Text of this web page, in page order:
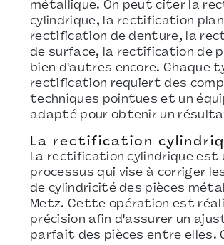
métallique. On peut citer la
cylindrique, la rectification
rectification de denture, la
de surface, la rectification de
bien d'autres encore. Chaque
rectification requiert des
techniques pointues et un
adapté pour obtenir un
La rectification
La rectification cylindrique est
processus qui vise à corriger
de cylindricité des pièces
Metz. Cette opération est
précision afin d'assurer un
parfait des pièces entre elles.